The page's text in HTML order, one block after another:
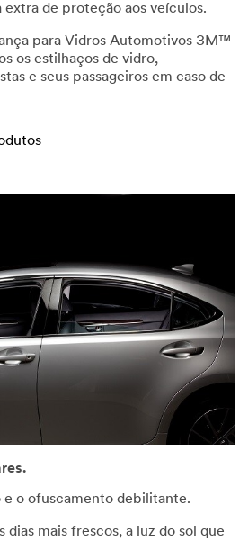
extra de proteção aos veículos.
para Vidros Automotivos 3M™
os estilhaços de vidro,
e seus passageiros em caso de
e o ofuscamento debilitante.
dias mais frescos, a luz do sol que